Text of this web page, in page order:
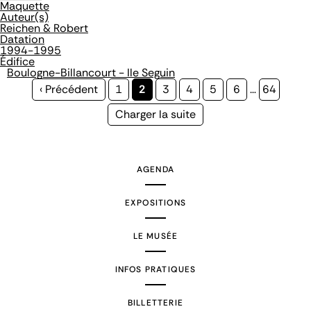
Maquette
Auteur(s)
Reichen & Robert
Datation
1994-1995
Édifice
Boulogne-Billancourt - Ile Seguin
Page
‹ Précédent Page
1
Page
courante
2 Page
3 Page
4 Page
5 Page
6 … Page
64
Page
Charger la suite
AGENDA
EXPOSITIONS
LE MUSÉE
INFOS PRATIQUES
BILLETTERIE